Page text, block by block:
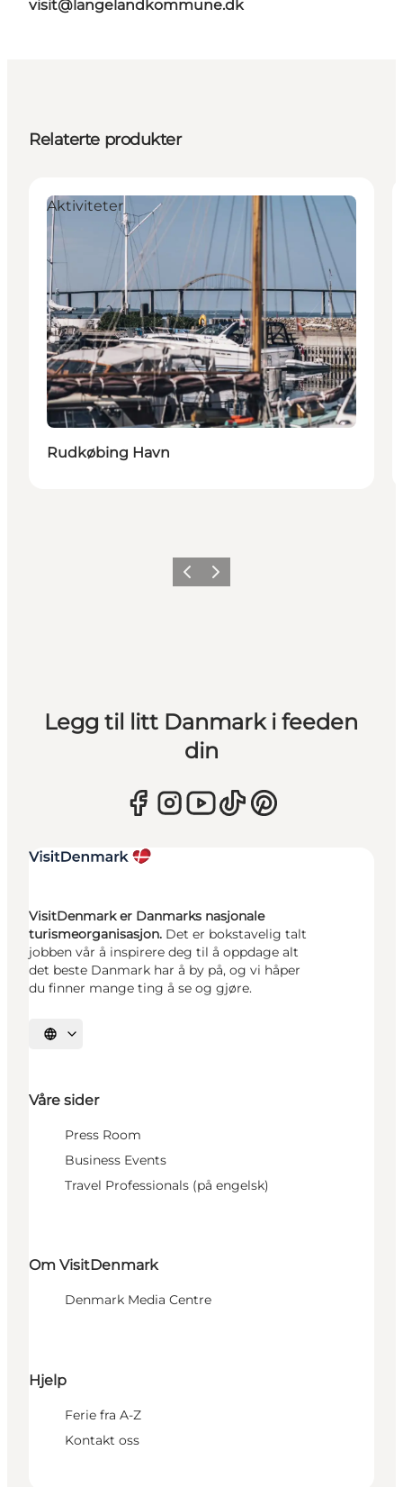
visit@langelandkommune.dk
Relaterte produkter
Aktiviteter
Rudkøbing Havn
ForrigeNeste
Legg til litt Danmark i feeden
din
VisitDenmark er Danmarks nasjonale
turismeorganisasjon. Det er bokstavelig talt
jobben vår å inspirere deg til å oppdage alt
det beste Danmark har å by på, og vi håper
du finner mange ting å se og gjøre.
Velg språk
Våre sider
Press Room
Business Events
Travel Professionals (på engelsk)
Om VisitDenmark
Denmark Media Centre
Hjelp
Ferie fra A-Z
Kontakt oss